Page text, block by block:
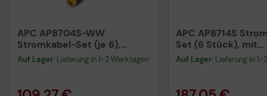
APC AP8704S-WW
Stromkabel-Set (je 6),
verriegelbar, C13 auf C14, 1,2
Auf Lager: Lieferung in 1-2 Werktagen
APC AP8714S
Set (6 Stück), mit
Verriegelung, C19
Auf Lager: Lieferung in